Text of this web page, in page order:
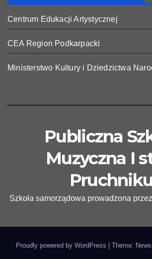
Centrum Edukacji Artystycznej
CEA Region Podkarpacki
Ministerstwo Kultury i Dziedzictwa
Publiczna
Muzyczna I
Szkoła samorządowa prowadzona
Proudly powered by WordPress Theme: